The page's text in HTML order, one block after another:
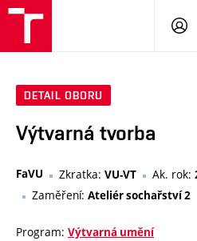
DETAIL OBORU
Výtvarná tvorba
FaVU Zkratka: VU-VT Ak. rok:
Zaměření: Ateliér sochařství 2
Program: Výtvarná umění